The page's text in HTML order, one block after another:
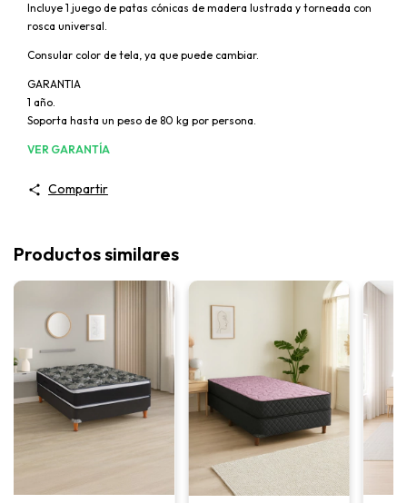
Incluye 1 juego de patas cónicas de madera lustrada y torneada con
rosca universal.
Consular color de tela, ya que puede cambiar.
GARANTIA
1 año.
Soporta hasta un peso de 80 kg por persona.
VER GARANTÍA
Compartir
Productos similares